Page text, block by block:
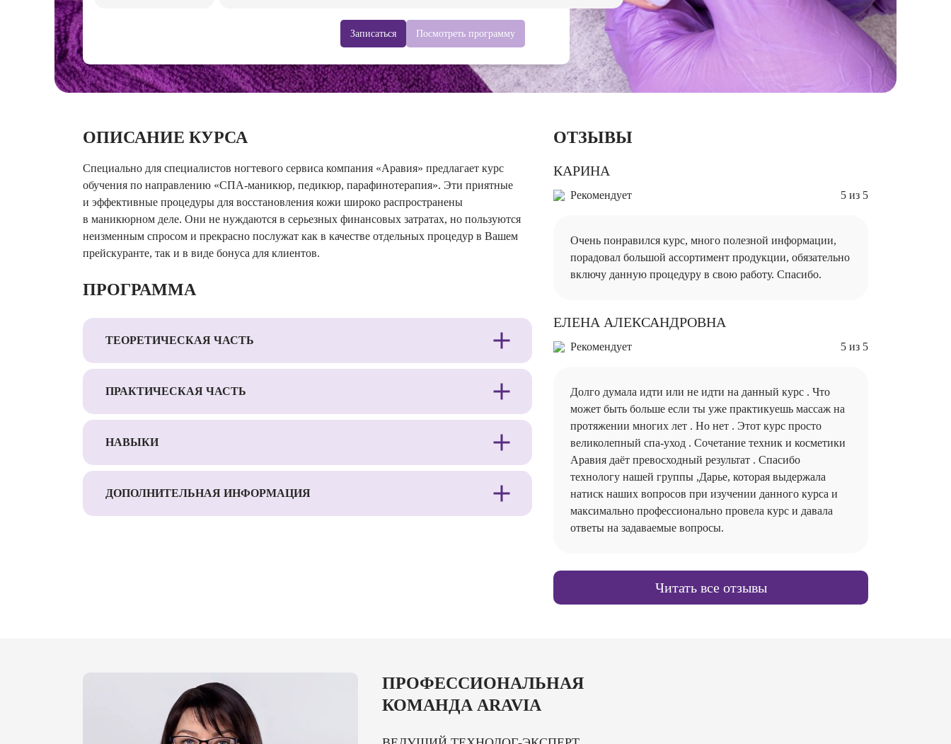
Записаться Посмотреть программу
ОПИСАНИЕ КУРСА
Специально для специалистов ногтевого сервиса компания «Аравия» предлагает курс
обучения по направлению «СПА-маникюр, педикюр, парафинотерапия». Эти приятные
и эффективные процедуры для восстановления кожи широко распространены
в маникюрном деле. Они не нуждаются в серьезных финансовых затратах, но пользуются
неизменным спросом и прекрасно послужат как в качестве отдельных процедур в Вашем
прейскуранте, так и в виде бонуса для клиентов.
ПРОГРАММА
ТЕОРЕТИЧЕСКАЯ ЧАСТЬ
ПРАКТИЧЕСКАЯ ЧАСТЬ
НАВЫКИ
ДОПОЛНИТЕЛЬНАЯ ИНФОРМАЦИЯ
ОТЗЫВЫ
КАРИНА
Рекомендует 5 из 5
Очень понравился курс, много полезной информации,
порадовал большой ассортимент продукции, обязательно
включу данную процедуру в свою работу. Спасибо.
ЕЛЕНА АЛЕКСАНДРОВНА
Рекомендует 5 из 5
Долго думала идти или не идти на данный курс . Что
может быть больше если ты уже практикуешь массаж на
протяжении многих лет . Но нет . Этот курс просто
великолепный спа-уход . Сочетание техник и косметики
Аравия даёт превосходный результат . Спасибо
технологу нашей группы ,Дарье, которая выдержала
натиск наших вопросов при изучении данного курса и
максимально профессионально провела курс и давала
ответы на задаваемые вопросы.
Читать все отзывы
ПРОФЕССИОНАЛЬНАЯ
КОМАНДА ARAVIA